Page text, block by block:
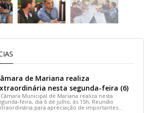
de Mariana realiza
nesta segunda-feira (6)
Municipal de Mariana realiza nesta
feira, dia 6 de julho, às 15h, Reunião
para apreciação de importantes